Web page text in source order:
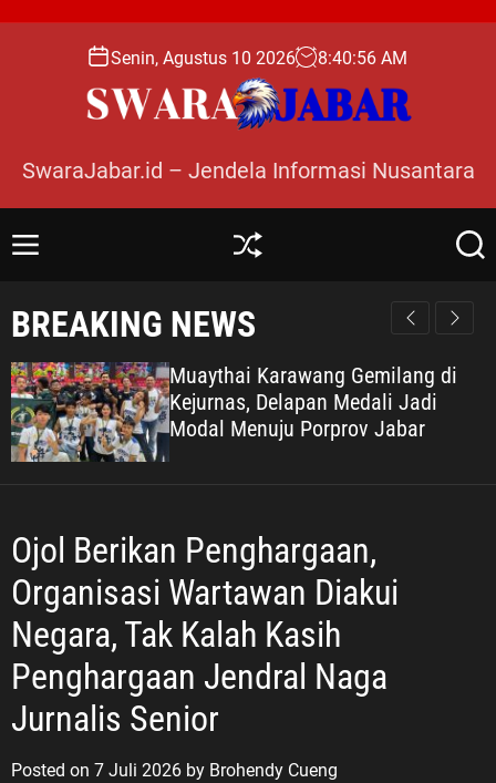
o
Senin, Agustus 10 2026 8:40:57 AM
SwaraJabar.id – Jendela Informasi Nusantara
M
u
S
ff
S
r
h
BREAKING NEWS
Muaythai Karawang Gemilang di
Kejurnas, Delapan Medali Jadi
Modal Menuju Porprov Jabar
Ojol Berikan Penghargaan,
Organisasi Wartawan Diakui
Negara, Tak Kalah Kasih
Penghargaan Jendral Naga
Jurnalis Senior
Posted on 7 Juli 2026 by Brohendy Cueng